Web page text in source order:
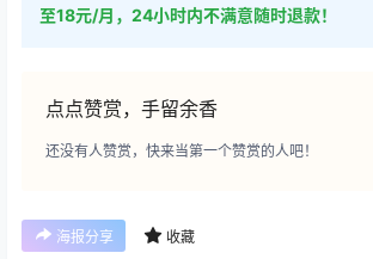
至18元/月，24小时内不满意随时退款！
点点赞赏，手留余香
还没有人赞赏，快来当第一个赞赏的人吧！
海报分享 收藏